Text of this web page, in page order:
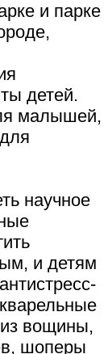
и парке
детей.
малышей,
научное
и детям
из вощины,
шоперы